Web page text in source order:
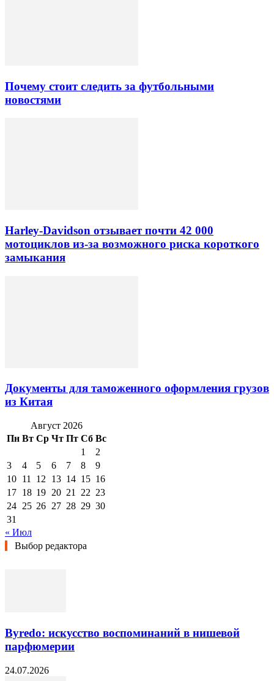
Почему стоит следить за футбольными
новостями
Harley-Davidson отзывает почти 42 000
мотоциклов из-за возможного риска короткого
замыкания
Документы для таможенного оформления грузов
из Китая
Август 2026
Пн Вт Ср Чт Пт Сб Вс
1
2
3
4 5 6 7 8
9
10 11 12 13 14 15 16
17 18 19 20 21 22 23
24 25 26 27 28 29 30
31
« Июл
Выбор редактора
Byredo: искусство воспоминаний в нишевой
парфюмерии
24.07.2026